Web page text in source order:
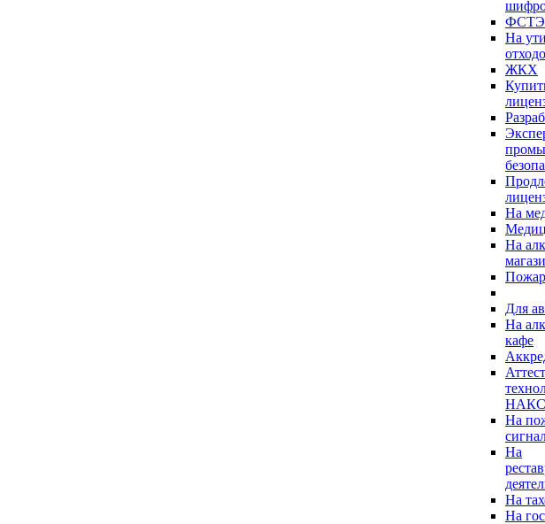
На
ЖКХ
На
На
Для
На
кафе
НАКС
На
На
На
На